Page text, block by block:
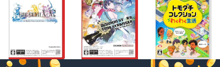
¥6,735 ¥6,145